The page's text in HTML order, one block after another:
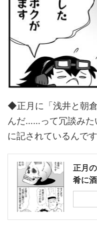
◆正月に「浅井と朝
んだ……って冗談みた
に記されているんで
正月
肴に